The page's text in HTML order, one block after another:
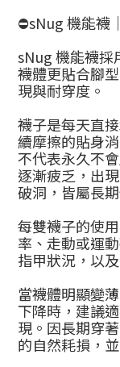
⛔sNug 機能襪
sNug 機能襪採
襪體更貼合腳
現與耐穿度。
襪子是每天直
續摩擦的貼身
不代表永久不
逐漸疲乏，出
破洞，皆屬長
每雙襪子的使
率、走動或運
指甲狀況，以
當襪體明顯變
下降時，建議
現。因長期穿
的自然耗損，